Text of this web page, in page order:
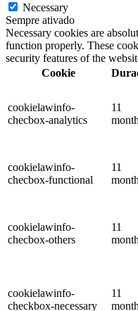
Necessary
Sempre ativado
Necessary cookies are
function properly. These
security features of the
Cookie
cookielawinfo-
checbox-analytics
11
cookielawinfo-
checbox-functional
11
cookielawinfo-
checbox-others
11
cookielawinfo-
checkbox-necessary
11